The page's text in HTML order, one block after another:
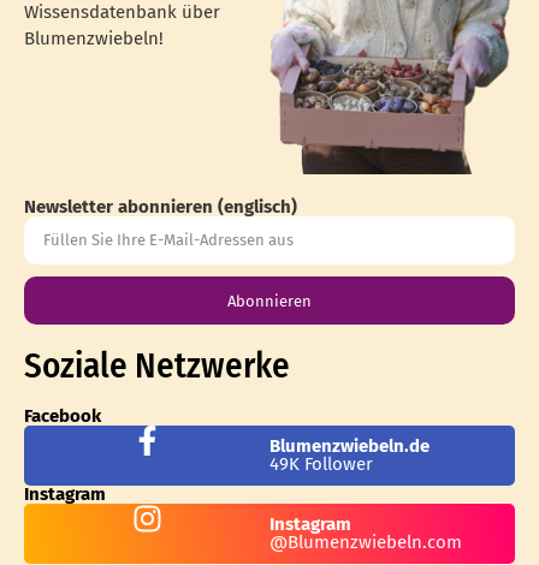
Wissensdatenbank über
Blumenzwiebeln!
Newsletter abonnieren (englisch)
Abonnieren
Soziale Netzwerke
Facebook
Blumenzwiebeln.de
49K Follower
Instagram
Instagram
@Blumenzwiebeln.com